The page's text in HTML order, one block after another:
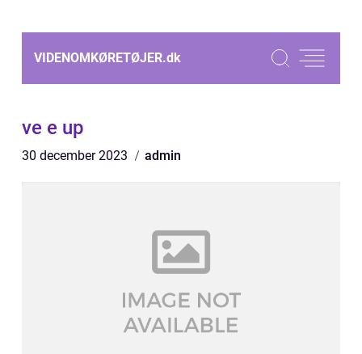
VIDENOMKØRETØJER.dk
ve e up
30 december 2023 admin